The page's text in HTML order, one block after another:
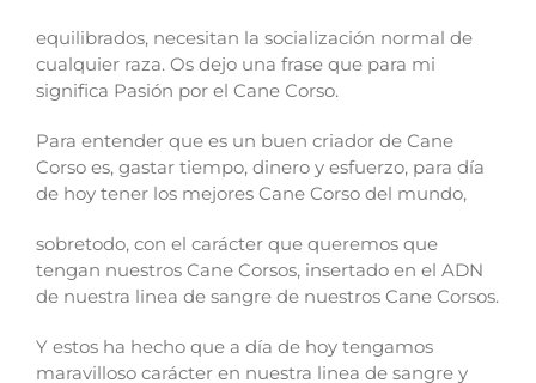
equilibrados, necesitan la socialización normal de
cualquier raza. Os dejo una frase que para mi
significa Pasión por el Cane Corso.
Para entender que es un buen criador de Cane
Corso es, gastar tiempo, dinero y esfuerzo, para día
de hoy tener los mejores Cane Corso del mundo,
sobretodo, con el carácter que queremos que
tengan nuestros Cane Corsos, insertado en el ADN
de nuestra linea de sangre de nuestros Cane Corsos.
Y estos ha hecho que a día de hoy tengamos
maravilloso carácter en nuestra linea de sangre y